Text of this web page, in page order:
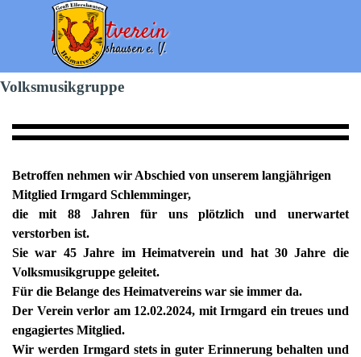
Direkt zum Seiteninhalt
Heimatverein
Groß Ellershausen e. V.
Menü überspringen
Volksmusikgruppe
Betroffen nehmen wir Abschied von unserem langjährigen
Mitglied Irmgard Schlemminger,
die mit 88 Jahren für uns plötzlich und unerwartet
verstorben ist.
Sie war 45 Jahre im Heimatverein und hat 30 Jahre die
Volksmusikgruppe geleitet.
Für die Belange des Heimatvereins war sie immer da.
Der Verein verlor am 12.02.2024, mit Irmgard ein treues und
engagiertes Mitglied.
Wir werden Irmgard stets in guter Erinnerung behalten und